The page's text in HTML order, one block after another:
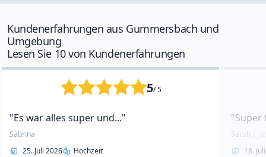
Kundenerfahrungen aus Gummersbach und
Umgebung
Lesen Sie 10 von Kundenerfahrungen
5/ 5
"Es war alles super und..."
Sabrina
25. Juli 2026
Hochzeit
"Super
Sarah
18.